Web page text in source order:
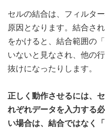
セルの結合は、フィルタ
原因となります。結合さ
をかけると、結合範囲の
いないと見なされ、他の
抜けになったりします。
正しく動作させるには、
れぞれデータを入力する
い場合は、結合ではなく